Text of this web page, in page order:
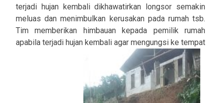
terjadi hujan kembali dikhawatirkan longsor semakin
meluas dan menimbulkan kerusakan pada rumah tsb.
Tim memberikan himbauan kepada pemilik rumah
apabila terjadi hujan kembali agar mengungsi ke tempat